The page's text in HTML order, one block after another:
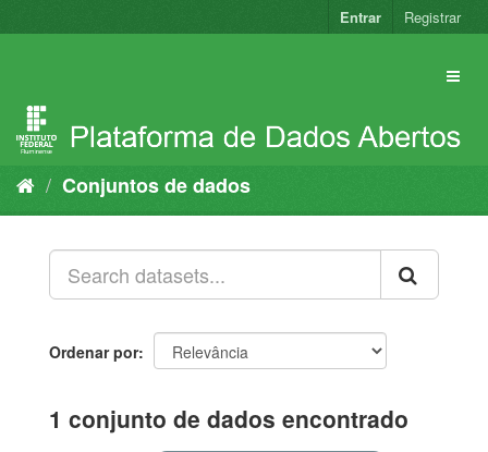
para
Entrar Registrar
Conjuntos de dados
Ordenar por
1 conjunto de dados encontrado